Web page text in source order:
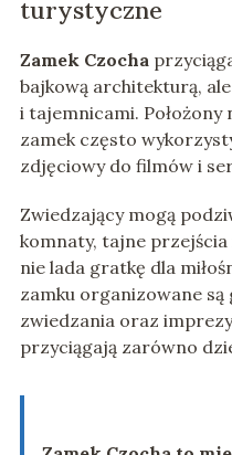
turystyczne
Zamek Czocha
bajkową architekturą,
i tajemnicami. Położony
zamek często
zdjęciowy do filmów i
Zwiedzający mogą
komnaty, tajne
nie lada gratkę dla
zamku organizowane
zwiedzania oraz
przyciągają zarówno